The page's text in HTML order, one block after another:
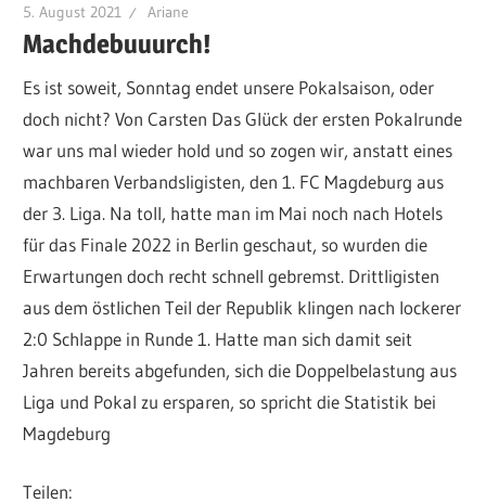
5. August 2021 Ariane
Machdebuuurch!
Es ist soweit, Sonntag endet unsere Pokalsaison, oder
doch nicht? Von Carsten Das Glück der ersten Pokalrunde
war uns mal wieder hold und so zogen wir, anstatt eines
machbaren Verbandsligisten, den 1. FC Magdeburg aus
der 3. Liga. Na toll, hatte man im Mai noch nach Hotels
für das Finale 2022 in Berlin geschaut, so wurden die
Erwartungen doch recht schnell gebremst. Drittligisten
aus dem östlichen Teil der Republik klingen nach lockerer
2:0 Schlappe in Runde 1. Hatte man sich damit seit
Jahren bereits abgefunden, sich die Doppelbelastung aus
Liga und Pokal zu ersparen, so spricht die Statistik bei
Magdeburg
Teilen: